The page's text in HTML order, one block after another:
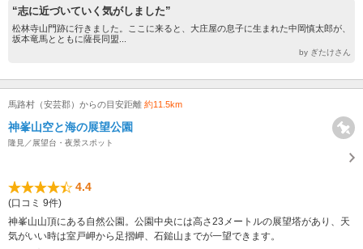
“志に近づいていく気がしました”
松林寺山門跡に行きました。ここに来ると、大庄屋の息子に生まれた中岡慎太郎が、
坂本竜馬とともに薩長同盟...
by ぎたけさん
馬路村（安芸郡）からの目安距離 約11.5km
神峯山空と海の展望公園
隆見／展望台・夜景スポット
4.4
(口コミ 9件)
神峯山山頂にある自然公園。公園中央には高さ23メートルの展望塔があり、天
気がいい時は室戸岬から足摺岬、石鎚山までが一望できます。